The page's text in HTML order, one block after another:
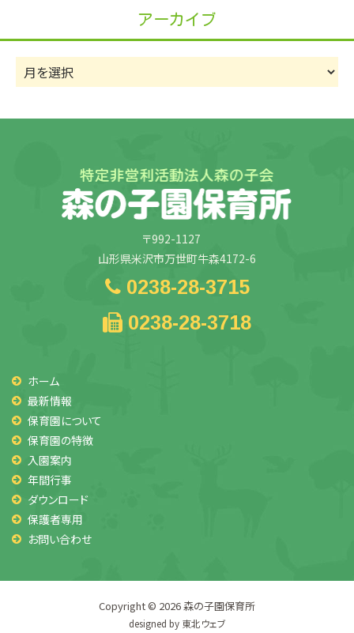
アーカイブ
ー
〒992-1127
山形県米沢市万世町牛森4172-6
0238-28-3715
0238-28-3718
ホーム
最新情報
保育園について
保育園の特徴
入園案内
年間行事
ダウンロード
保護者専用
お問い合わせ
Copyright © 2026森の子園保育所
designed by 東北ウェブ